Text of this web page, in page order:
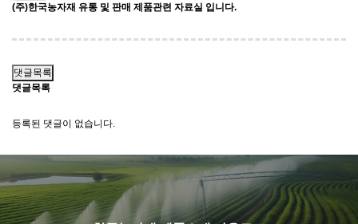
(주)한국농자재 유통 및 판매 제품관련 자료실 입니다.
댓글목록
댓글목록
등록된 댓글이 없습니다.